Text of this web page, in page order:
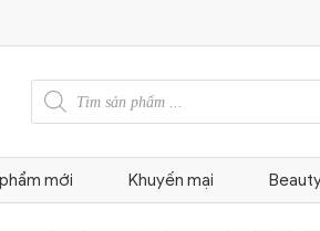
Tìm
kiếm
sản
mới Khuyến mại